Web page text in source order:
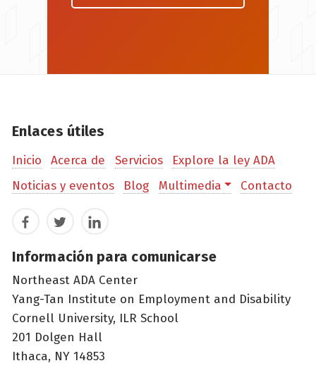
Enlaces útiles
Inicio Acerca de Servicios
Explore la ley ADA
Noticias y eventos
Blog Multimedia Contacto
FacebookTwitterLinkedIn
Información para comunicarse
Northeast ADA Center
Yang-Tan Institute on Employment and Disability
Cornell University, ILR School
201 Dolgen Hall
Ithaca, NY 14853